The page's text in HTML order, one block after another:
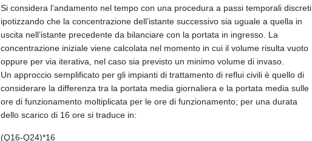
Si considera l’andamento nel tempo con una procedura a passi temporali discreti
ipotizzando che la concentrazione dell’istante successivo sia uguale a quella in
uscita nell’istante precedente da bilanciare con la portata in ingresso. La
concentrazione iniziale viene calcolata nel momento in cui il volume risulta vuoto
oppure per via iterativa, nel caso sia previsto un minimo volume di invaso.
Un approccio semplificato per gli impianti di trattamento di reflui civili è quello di
considerare la differenza tra la portata media giornaliera e la portata media sulle
ore di funzionamento moltiplicata per le ore di funzionamento; per una durata
dello scarico di 16 ore si traduce in:
(Q16-Q24)*16